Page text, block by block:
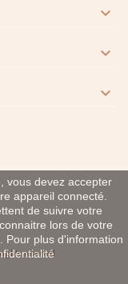
vous devez accepter
appareil connecté.
de suivre votre
lors de votre
Pour plus d'information



reserved